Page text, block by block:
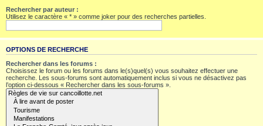
Rechercher par auteur :
Utilisez le caractère « * » comme joker pour des recherches partielles.
OPTIONS DE RECHERCHE
Rechercher dans les forums :
Choisissez le forum ou les forums dans le(s)quel(s) vous souhaitez effectuer une
recherche. Les sous-forums sont automatiquement inclus si vous ne désactivez pas
l’option ci-dessous « Rechercher dans les sous-forums ».